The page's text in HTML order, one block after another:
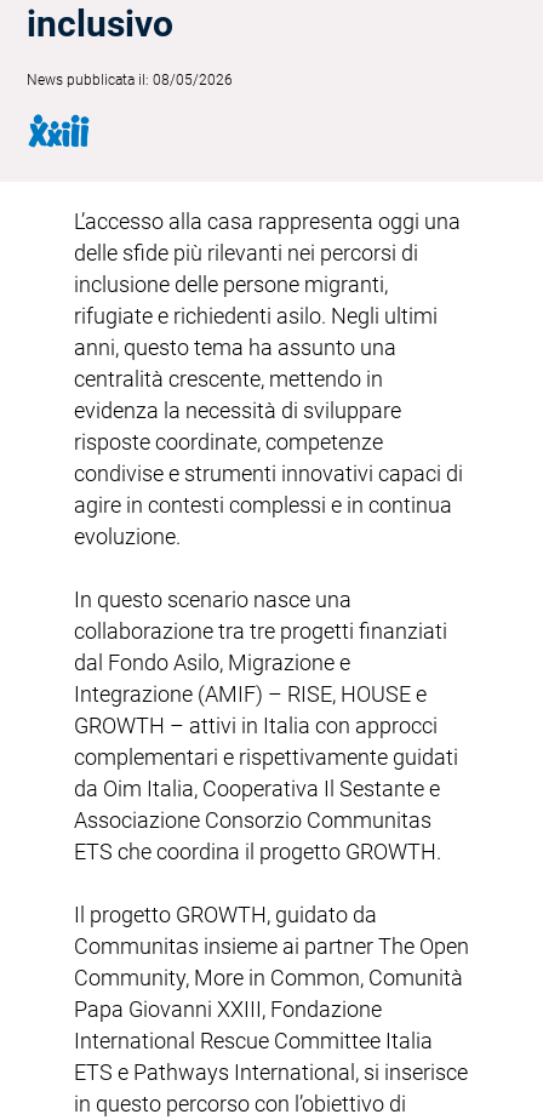
inclusivo
News pubblicata il: 08/05/2026
L’accesso alla casa rappresenta oggi una
delle sfide più rilevanti nei percorsi di
inclusione delle persone migranti,
rifugiate e richiedenti asilo. Negli ultimi
anni, questo tema ha assunto una
centralità crescente, mettendo in
evidenza la necessità di sviluppare
risposte coordinate, competenze
condivise e strumenti innovativi capaci di
agire in contesti complessi e in continua
evoluzione.
In questo scenario nasce una
collaborazione tra tre progetti finanziati
dal Fondo Asilo, Migrazione e
Integrazione (AMIF) – RISE, HOUSE e
GROWTH – attivi in Italia con approcci
complementari e rispettivamente guidati
da Oim Italia, Cooperativa Il Sestante e
Associazione Consorzio Communitas
ETS che coordina il progetto GROWTH.
Il progetto GROWTH, guidato da
Communitas insieme ai partner The Open
Community, More in Common, Comunità
Papa Giovanni XXIII, Fondazione
International Rescue Committee Italia
ETS e Pathways International, si inserisce
in questo percorso con l’obiettivo di